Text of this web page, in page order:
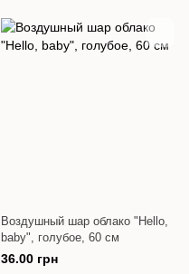
Воздушный шар облако "Hello,
baby", голубое, 60 см
36.00 грн